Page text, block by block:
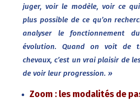
juger, voir le modèle, voir ce
plus possible de ce qu’on
analyser le fonctionnement
évolution. Quand on voit de
chevaux, c’est un vrai plaisir de
de voir leur progression. »
Zoom : les modalités de